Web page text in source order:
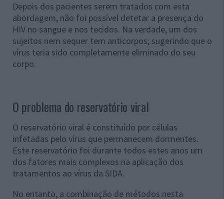
Depois dos pacientes serem tratados com esta
abordagem, não foi possível detetar a presença do
HIV no sangue e nos tecidos. Na verdade, um dos
sujeitos nem sequer tem anticorpos; sugerindo que o
vírus teria sido completamente eliminado do seu
corpo.
O problema do reservatório viral
O reservatório viral é constituído por células
infetadas pelo vírus que permanecem dormentes.
Este reservatório foi durante todos estes anos um
dos fatores mais complexos na aplicação dos
tratamentos ao vírus da SIDA.
No entanto, a combinação de métodos nesta